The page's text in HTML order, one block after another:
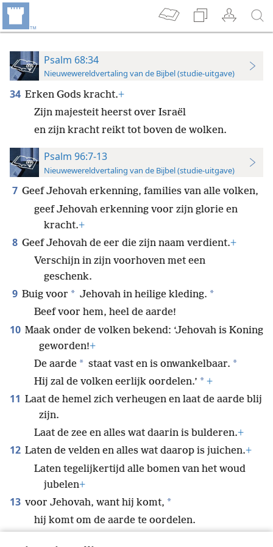
Psalm 68:34
Nieuwewereldvertaling van de Bijbel (studie-uitgave)
34 Erken Gods kracht.+
Zijn majesteit heerst over Israël
en zijn kracht reikt tot boven de wolken.
Psalm 96:7-13
Nieuwewereldvertaling van de Bijbel (studie-uitgave)
7 Geef Jehovah erkenning, families van alle volken,
geef Jehovah erkenning voor zijn glorie en
kracht.+
8 Geef Jehovah de eer die zijn naam verdient.+
Verschijn in zijn voorhoven met een
geschenk.
9 Buig voor * Jehovah in heilige kleding. *
Beef voor hem, heel de aarde!
10 Maak onder de volken bekend: ‘Jehovah is Koning
geworden!+
De aarde * staat vast en is onwankelbaar. *
Hij zal de volken eerlijk oordelen.’ * +
11 Laat de hemel zich verheugen en laat de aarde blij
zijn.
Laat de zee en alles wat daarin is bulderen.+
12 Laten de velden en alles wat daarop is juichen.+
Laten tegelijkertijd alle bomen van het woud
jubelen+
13 voor Jehovah, want hij komt, *
hij komt om de aarde te oordelen.